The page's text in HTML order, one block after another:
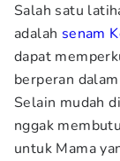
Salah satu
adalah senam
dapat
berperan
Selain mudah
nggak
untuk Mama